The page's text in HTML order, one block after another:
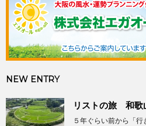
NEW ENTRY
リストの旅 和歌
５年ぐらい前から「